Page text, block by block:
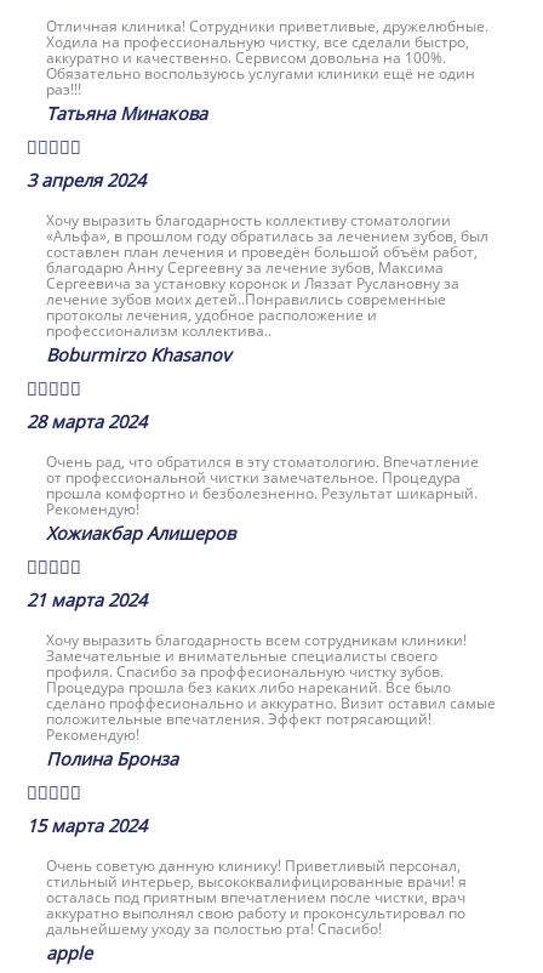
Отличная клиника! Сотрудники приветливые, дружелюбные.
Ходила на профессиональную чистку, все сделали быстро,
аккуратно и качественно. Сервисом довольна на 100%.
Обязательно воспользуюсь услугами клиники ещё не один
раз!!!
Татьяна Минакова

3 апреля 2024
Хочу выразить благодарность коллективу стоматологии
«Альфа», в прошлом году обратилась за лечением зубов, был
составлен план лечения и проведён большой объём работ,
благодарю Анну Сергеевну за лечение зубов, Максима
Сергеевича за установку коронок и Ляззат Руслановну за
лечение зубов моих детей..Понравились современные
протоколы лечения, удобное расположение и
профессионализм коллектива..
Boburmirzo Khasanov

28 марта 2024
Очень рад, что обратился в эту стоматологию. Впечатление
от профессиональной чистки замечательное. Процедура
прошла комфортно и безболезненно. Результат шикарный.
Рекомендую!
Хожиакбар Алишеров

21 марта 2024
Хочу выразить благодарность всем сотрудникам клиники!
Замечательные и внимательные специалисты своего
профиля. Спасибо за проффесиональную чистку зубов.
Процедура прошла без каких либо нареканий. Все было
сделано проффесионально и аккуратно. Визит оставил самые
положительные впечатления. Эффект потрясающий!
Рекомендую!
Полина Бронза

15 марта 2024
Очень советую данную клинику! Приветливый персонал,
стильный интерьер, высококвалифицированные врачи! я
осталась под приятным впечатлением после чистки, врач
аккуратно выполнял свою работу и проконсультировал по
дальнейшему уходу за полостью рта! Спасибо!
apple